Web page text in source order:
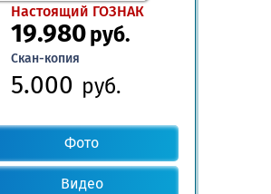
Настоящий ГОЗНАК
19.980руб.
Скан-копия
5.000 руб.
Фото
Видео